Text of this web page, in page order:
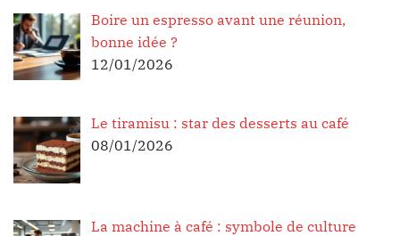
Boire un espresso avant une réunion,
bonne idée ?
12/01/2026
Le tiramisu : star des desserts au café
08/01/2026
La machine à café : symbole de culture